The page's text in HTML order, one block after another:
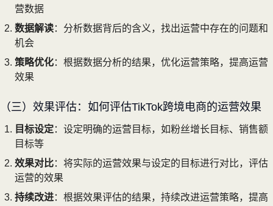
营数据
数据解读：分析数据背后的含义，找出运营中存在的问题和
机会
策略优化：根据数据分析的结果，优化运营策略，提高运营
效果
（三）效果评估：如何评估TikTok跨境电商的运营效果
目标设定：设定明确的运营目标，如粉丝增长目标、销售额
目标等
效果对比：将实际的运营效果与设定的目标进行对比，评估
运营的效果
持续改进：根据效果评估的结果，持续改进运营策略，提高